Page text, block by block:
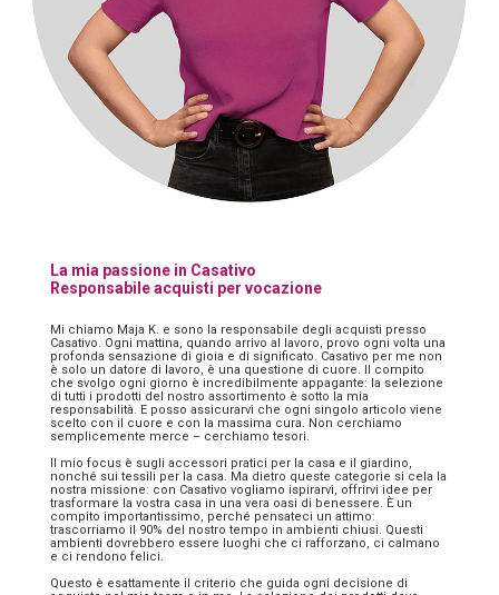
La mia passione in Casativo
Responsabile acquisti per vocazione
Mi chiamo Maja K. e sono la responsabile degli acquisti presso
Casativo. Ogni mattina, quando arrivo al lavoro, provo ogni volta una
profonda sensazione di gioia e di significato. Casativo per me non
è solo un datore di lavoro, è una questione di cuore. Il compito
che svolgo ogni giorno è incredibilmente appagante: la selezione
di tutti i prodotti del nostro assortimento è sotto la mia
responsabilità. E posso assicurarvi che ogni singolo articolo viene
scelto con il cuore e con la massima cura. Non cerchiamo
semplicemente merce – cerchiamo tesori.
Il mio focus è sugli accessori pratici per la casa e il giardino,
nonché sui tessili per la casa. Ma dietro queste categorie si cela la
nostra missione: con Casativo vogliamo ispirarvi, offrirvi idee per
trasformare la vostra casa in una vera oasi di benessere. È un
compito importantissimo, perché pensateci un attimo:
trascorriamo il 90% del nostro tempo in ambienti chiusi. Questi
ambienti dovrebbero essere luoghi che ci rafforzano, ci calmano
e ci rendono felici.
Questo è esattamente il criterio che guida ogni decisione di